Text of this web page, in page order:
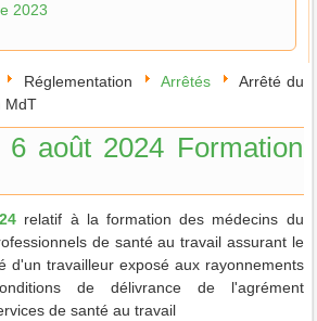
2023
Réglementation Arrêtés
Arrêté du
MdT
août 2024 Formation
relatif à la formation des médecins du
de santé au travail assurant le
d'un travailleur exposé aux rayonnements
de délivrance de l'agrément
de santé au travail